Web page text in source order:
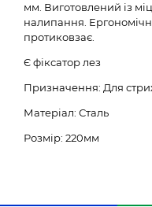
мм. Виготовлений із
налипання.
протиковзає.
Є фіксатор лез
Призначення: Для
Матеріал: Сталь
Розмір: 220мм